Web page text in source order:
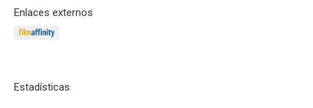
Enlaces externos
Estadísticas